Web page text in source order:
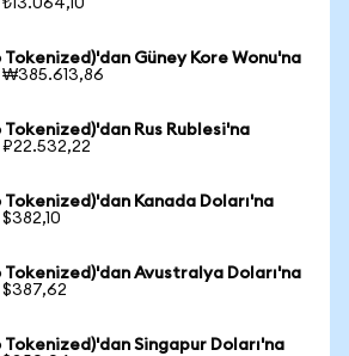
Tokenized)'dan Güney Kore Wonu'na
₩385.613,86
Tokenized)'dan Rus Rublesi'na
Tokenized)'dan Kanada Doları'na
Tokenized)'dan Avustralya Doları'na
Tokenized)'dan Singapur Doları'na